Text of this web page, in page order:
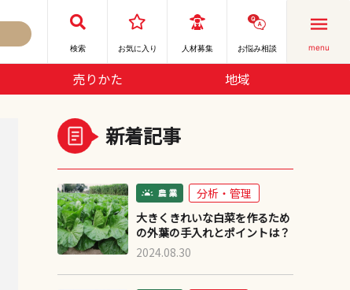
検索 お気に⼊り 人材募集 お悩み相談 menu
売りかた 地域
新着記事
分析・管理
大きくきれいな白菜を作るため
の外葉の手入れとポイントは？
2024.08.30